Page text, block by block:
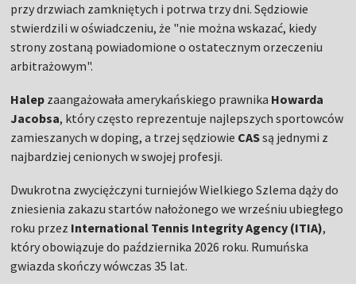
przy drzwiach zamkniętych i potrwa trzy dni. Sędziowie
stwierdzili w oświadczeniu, że "nie można wskazać, kiedy
strony zostaną powiadomione o ostatecznym orzeczeniu
arbitrażowym".
Halep zaangażowała amerykańskiego prawnika Howarda
Jacobsa, który często reprezentuje najlepszych sportowców
zamieszanych w doping, a trzej sędziowie CASsą jednymi z
najbardziej cenionych w swojej profesji.
Dwukrotna zwyciężczyni turniejów Wielkiego Szlema dąży do
zniesienia zakazu startów nałożonego we wrześniu ubiegłego
roku przez International Tennis Integrity Agency (ITIA),
który obowiązuje do października 2026 roku. Rumuńska
gwiazda skończy wówczas 35 lat.